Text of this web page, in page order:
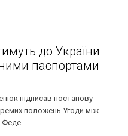
до України
паспортами
підписав постанову
положень Угоди між